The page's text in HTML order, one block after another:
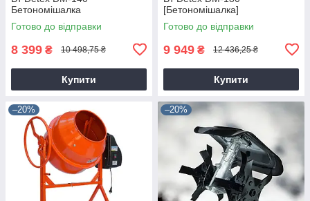
Бетономішалка
Готово до відправки
8 399 ₴ 10 498,75 ₴
Купити
[Бетономішалка]
Готово до відправки
9 949 ₴ 12 436,25 ₴
Купити
–20% –20%